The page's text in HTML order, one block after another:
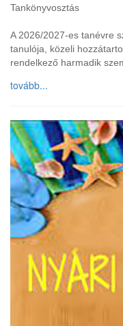
Tankönyvosztás
A 2026/2027-es tanévre
tanulója, közeli
rendelkező harmadik
tovább...